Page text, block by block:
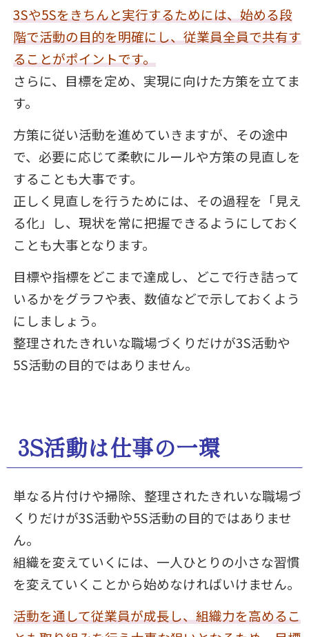
3Sや5Sをきちんと実行するためには、始める段
階で活動の目的を明確にし、従業員全員で共有す
ることがポイントです。
さらに、目標を定め、実現に向けた方策を立てま
す。
方策に従い活動を進めていきますが、その途中
で、必要に応じて柔軟にルールや方策の見直しを
することも大事です。
正しく見直しを行うためには、その過程を「見え
る化」し、現状を常に把握できるようにしておく
ことも大事となります。
目標や指標をどこまで達成し、どこで行き詰って
いるかをグラフや表、数値などで示しておくよう
にしましょう。
整理されたきれいな職場づくりだけが3S活動や
5S活動の目的ではありません。
3S活動は仕事の一環
単なる片付けや掃除、整理されたきれいな職場づ
くりだけが3S活動や5S活動の目的ではありませ
ん。
組織を変えていくには、一人ひとりの小さな習慣
を変えていくことから始めなければいけません。
活動を通して従業員が成長し、組織力を高めるこ